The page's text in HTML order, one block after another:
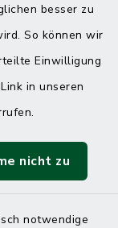
besser zu
So können wir
Einwilligung
in unseren
nicht zu
notwendige